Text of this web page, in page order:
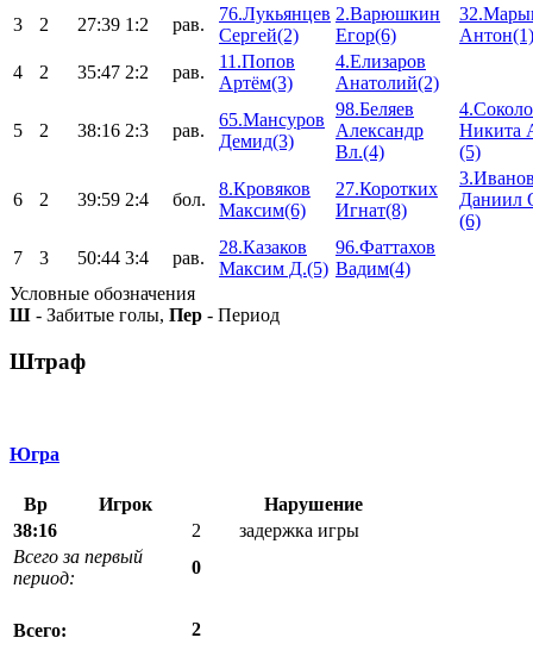
3
2 27:39 1:2 рав.
76.Лукьянцев
Сергей(2)
2.Варюшкин
Егор(6)
Антон(1)
4
2 35:47 2:2 рав.
11.Попов
Артём(3)
4.Елизаров
Анатолий(2)
5 2 38:16 2:3 рав.
65.Мансуров
Демид(3)
98.Беляев
Александр
Вл.(4)
Никита
(5)
6 2 39:59 2:4 бол.
8.Кровяков
Максим(6)
27.Коротких
Игнат(8)
Даниил
(6)
7
3 50:44 3:4 рав.
28.Казаков
Максим Д.(5)
96.Фаттахов
Вадим(4)
Условные обозначения
Ш - Забитые голы, Пер - Период
Штраф
Югра
Вр Игрок
Нарушение
38:16
2
задержка игры
Всего за первый
период:
0
Всего: 2